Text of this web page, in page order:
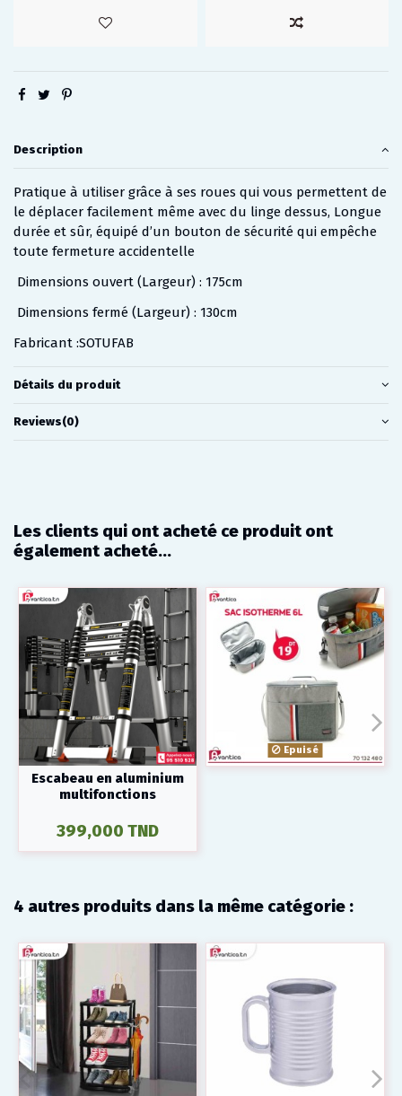
Description
Pratique à utiliser grâce à ses roues qui vous permettent de
le déplacer facilement même avec du linge dessus, Longue
durée et sûr, équipé d’un bouton de sécurité qui empêche
toute fermeture accidentelle
Dimensions ouvert (Largeur) : 175cm
Dimensions fermé (Largeur) : 130cm
Fabricant :SOTUFAB
Détails du produit
Reviews(0)
Les clients qui ont acheté ce produit ont
également acheté...
Escabeau en aluminium
multifonctions
399,000 TND
Epuisé
4 autres produits dans la même catégorie :